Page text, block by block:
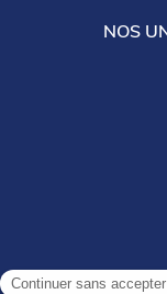
Continuer sans accepter
NOS